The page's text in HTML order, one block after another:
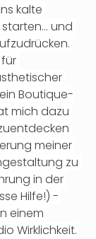
kalte
und
Boutique-
mich dazu
meiner
zu
in der
Hilfe!) -
einem
Wirklichkeit.